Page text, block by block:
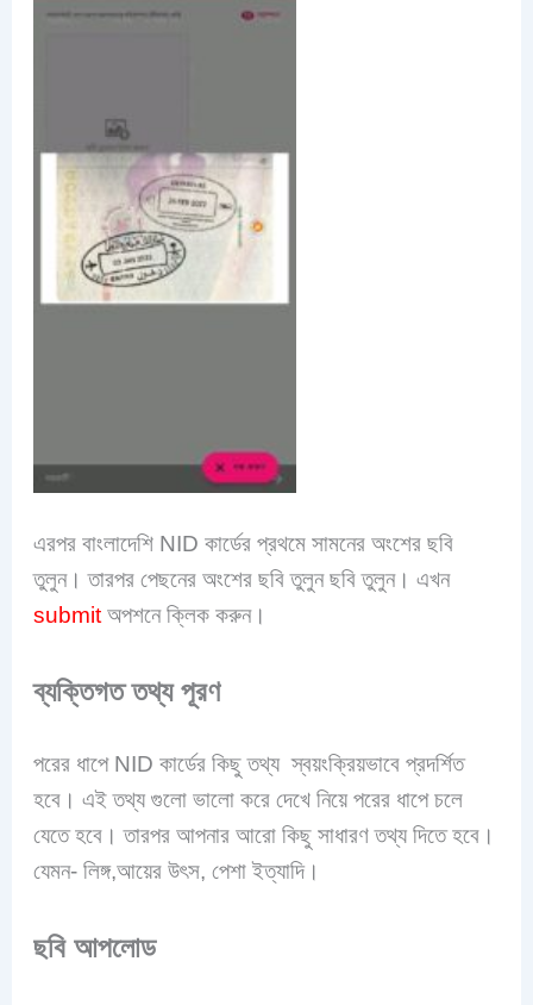
এরপর বাংলাদেশি NID কার্ডের প্রথমে সামনের অংশের ছবি
তুলুন। তারপর পেছনের অংশের ছবি তুলুন ছবি তুলুন। এখন
submitঅপশনে ক্লিক করুন।
ব্যক্তিগত তথ্য পূরণ
পরের ধাপে NID কার্ডের কিছু তথ্য স্বয়ংক্রিয়ভাবে প্রদর্শিত
হবে। এই তথ্য গুলো ভালো করে দেখে নিয়ে পরের ধাপে চলে
যেতে হবে। তারপর আপনার আরো কিছু সাধারণ তথ্য দিতে হবে।
যেমন- লিঙ্গ,আয়ের উৎস, পেশা ইত্যাদি।
ছবি আপলোড